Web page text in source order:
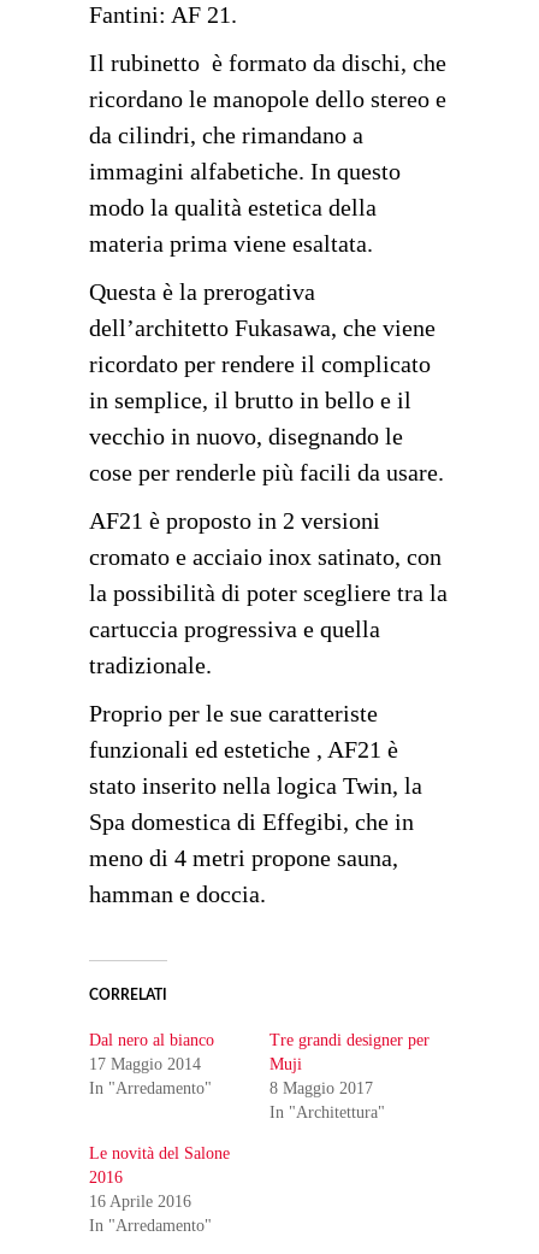
Fantini: AF 21.
Il rubinetto è formato da dischi, che
ricordano le manopole dello stereo e
da cilindri, che rimandano a
immagini alfabetiche. In questo
modo la qualità estetica della
materia prima viene esaltata.
Questa è la prerogativa
dell’architetto Fukasawa, che viene
ricordato per rendere il complicato
in semplice, il brutto in bello e il
vecchio in nuovo, disegnando le
cose per renderle più facili da usare.
AF21 è proposto in 2 versioni
cromato e acciaio inox satinato, con
la possibilità di poter scegliere tra la
cartuccia progressiva e quella
tradizionale.
Proprio per le sue caratteriste
funzionali ed estetiche , AF21 è
stato inserito nella logica Twin, la
Spa domestica di Effegibi, che in
meno di 4 metri propone sauna,
hamman e doccia.
CORRELATI
Dal nero al bianco
17 Maggio 2014
In "Arredamento"
Tre grandi designer per
Muji
8 Maggio 2017
In "Architettura"
Le novità del Salone
2016
16 Aprile 2016
In "Arredamento"